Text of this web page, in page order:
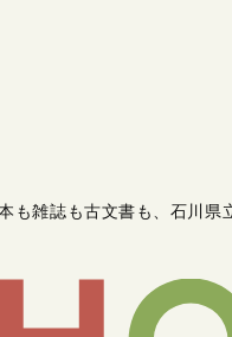
も雑誌も古文書も 石川県